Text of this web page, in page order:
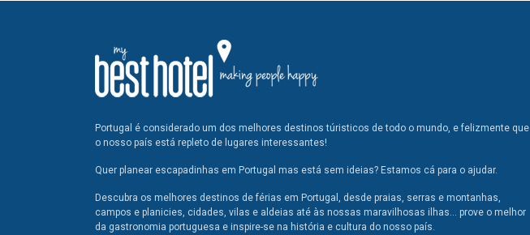
Portugal é considerado um dos melhores destinos túristicos de todo o mundo, e felizmente que
o nosso país está repleto de lugares interessantes!
Quer planear escapadinhas em Portugal mas está sem ideias? Estamos cá para o ajudar.
Descubra os melhores destinos de férias em Portugal, desde praias, serras e montanhas,
campos e planicies, cidades, vilas e aldeias até às nossas maravilhosas ilhas... prove o melhor
da gastronomia portuguesa e inspire-se na história e cultura do nosso país.